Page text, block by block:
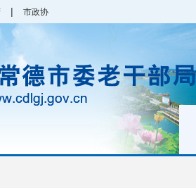
| 市政协